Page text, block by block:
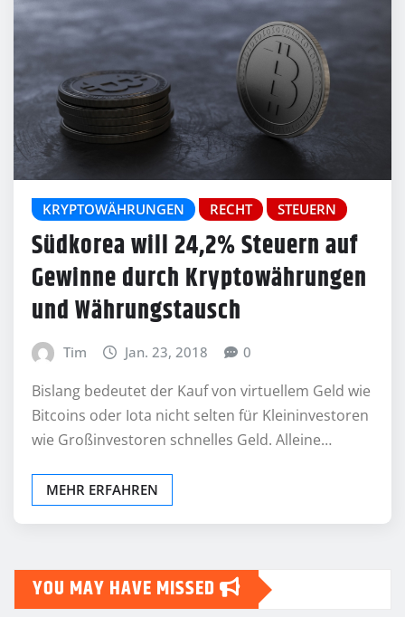
KRYPTOWÄHRUNGEN RECHT STEUERN
Südkorea will 24,2% Steuern auf
Gewinne durch Kryptowährungen
und Währungstausch
Tim Jan. 23, 2018 0
Bislang bedeutet der Kauf von virtuellem Geld wie
Bitcoins oder Iota nicht selten für Kleininvestoren
wie Großinvestoren schnelles Geld. Alleine…
MEHR ERFAHREN
YOU MAY HAVE MISSED